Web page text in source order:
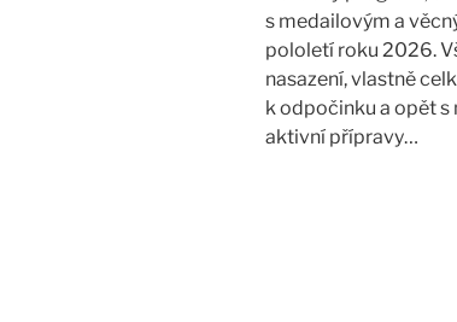
s medailovým a
pololetí roku 2026.
nasazení, vlastně
k odpočinku a opět
aktivní přípravy…